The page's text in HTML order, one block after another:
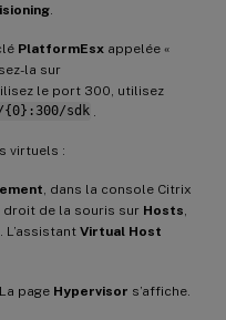
PlatformEsx appelée «
la sur
le port 300, utilisez
{0}:300/sdk
virtuels :
, dans la console Citrix
droit de la souris sur Hosts
. L’assistant Virtual Host
page Hypervisor s’affiche.